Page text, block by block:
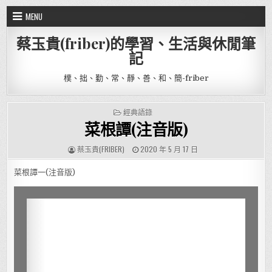
Skip to content
MENU
蔡玉貴(friber)的學習、生活與休閒筆
記
樸、拙、勤、常、靜、善、和、簡-friber
POSTED IN
經典語錄
菜根譚(注音版)
AUTHOR:
蔡玉貴(FRIBER) PUBLISHED DATE:
2020 年 5 月 17 日
菜根譚一(注音版)